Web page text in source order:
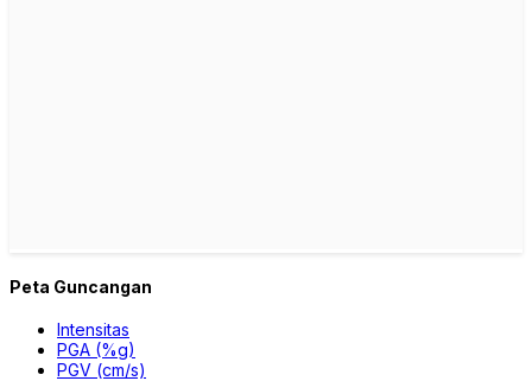
Peta Guncangan
Intensitas
PGA (%g)
PGV (cm/s)